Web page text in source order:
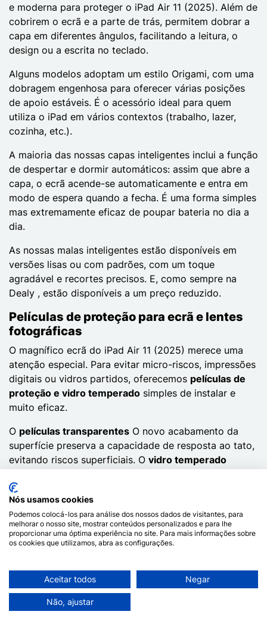
e moderna para proteger o iPad Air 11 (2025). Além de
cobrirem o ecrã e a parte de trás, permitem dobrar a
capa em diferentes ângulos, facilitando a leitura, o
design ou a escrita no teclado.
Alguns modelos adoptam um estilo Origami, com uma
dobragem engenhosa para oferecer várias posições
de apoio estáveis. É o acessório ideal para quem
utiliza o iPad em vários contextos (trabalho, lazer,
cozinha, etc.).
A maioria das nossas capas inteligentes inclui a função
de despertar e dormir automáticos: assim que abre a
capa, o ecrã acende-se automaticamente e entra em
modo de espera quando a fecha. É uma forma simples
mas extremamente eficaz de poupar bateria no dia a
dia.
As nossas malas inteligentes estão disponíveis em
versões lisas ou com padrões, com um toque
agradável e recortes precisos. E, como sempre na
Dealy , estão disponíveis a um preço reduzido.
Películas de proteção para ecrã e lentes
fotográficas
O magnífico ecrã do iPad Air 11 (2025) merece uma
atenção especial. Para evitar micro-riscos, impressões
digitais ou vidros partidos, oferecemos películas de
proteção e vidro temperado simples de instalar e
muito eficaz.
O películas transparentes O novo acabamento da
superfície preserva a capacidade de resposta ao tato,
evitando riscos superficiais. O vidro temperado
impacto direto. Estão disponíveis em versão standard
ouanti-espiãocom filtro de privacidade para
ambientes sensíveis.
E para não negligenciar a câmara, o nosso proteção
perfeita das lentes traseiras, sem alterar a qualidade
das fotografias ou dos vídeos.
Acessórios úteis e económicos
Nós usamos cookies
Podemos colocá-los para análise dos nossos dados de visitantes, para
melhorar o nosso site, mostrar conteúdos personalizados e para lhe
proporcionar uma óptima experiência no site. Para mais informações sobre
os cookies que utilizamos, abra as configurações.
Aceitar todos Negar
Não, ajustar